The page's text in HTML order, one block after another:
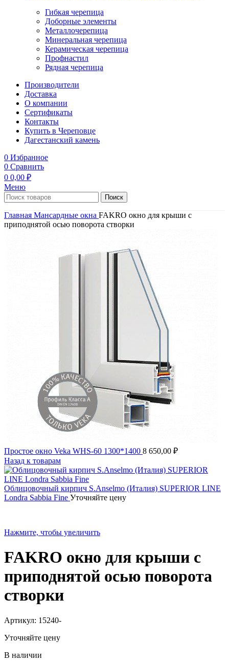
Гибкая черепица
Доборные элементы
Металлочерепица
Минеральная черепица
Керамическая черепица
Профнастил
Рядная черепица
Производители
Доставка
О компании
Сертификаты
Контакты
Купить в Череповце
Дагестанский камень
0 Избранное
0 Сравнить
0 0,00 ₽
Меню
Поиск
Главная Мансардные окна FAKRO окно для крыши с
приподнятой осью поворота створки
Простое окно Veka WHS-60 1300*1400 8 650,00 ₽
Назад к товарам
Облицовочный кирпич S.Anselmo (Италия) SUPERIOR LINE
Londra Sabbia Fine Уточняйте цену
Нажмите, чтобы увеличить
FAKRO окно для крыши с
приподнятой осью поворота
створки
Артикул: 15240-
Уточняйте цену
В наличии